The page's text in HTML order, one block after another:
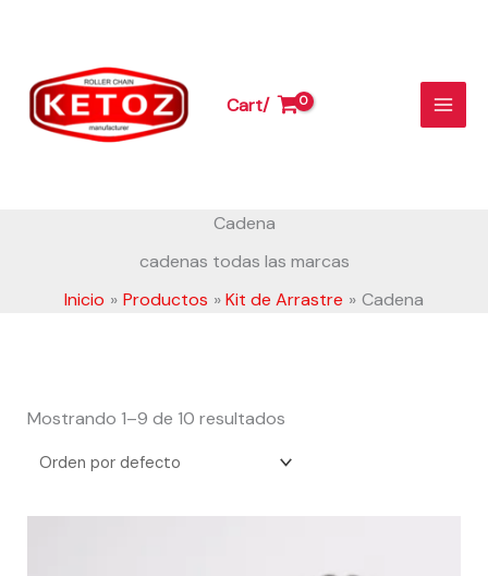
contenido
Cart/
Cadena
cadenas todas las marcas
Inicio
Productos Kit de Arrastre Cadena
Mostrando 1–9 de 10 resultados